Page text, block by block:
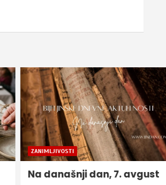
BIJELJINA HRONIKA
U posljednja 24 časa, na